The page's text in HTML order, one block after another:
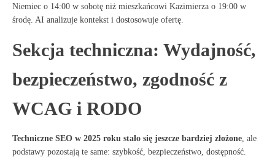
Niemiec o 14:00 w sobotę niż mieszkańcowi Kazimierza o 19:00 w
środę. AI analizuje kontekst i dostosowuje ofertę.
Sekcja techniczna: Wydajność,
bezpieczeństwo, zgodność z
WCAG i RODO
Techniczne SEO w 2025 roku stało się jeszcze bardziej złożone, ale
podstawy pozostają te same: szybkość, bezpieczeństwo, dostępność.